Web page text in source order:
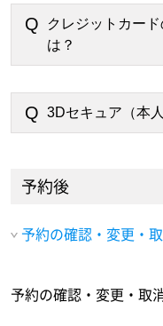
クレジットカー
は？
3Dセキュア（本
予約後
予約の確認・変更・
予約の確認・変更・取